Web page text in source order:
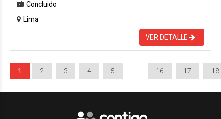
Concluido
Lima
VER DETALLE
1 2 3 4 5 16 17 18